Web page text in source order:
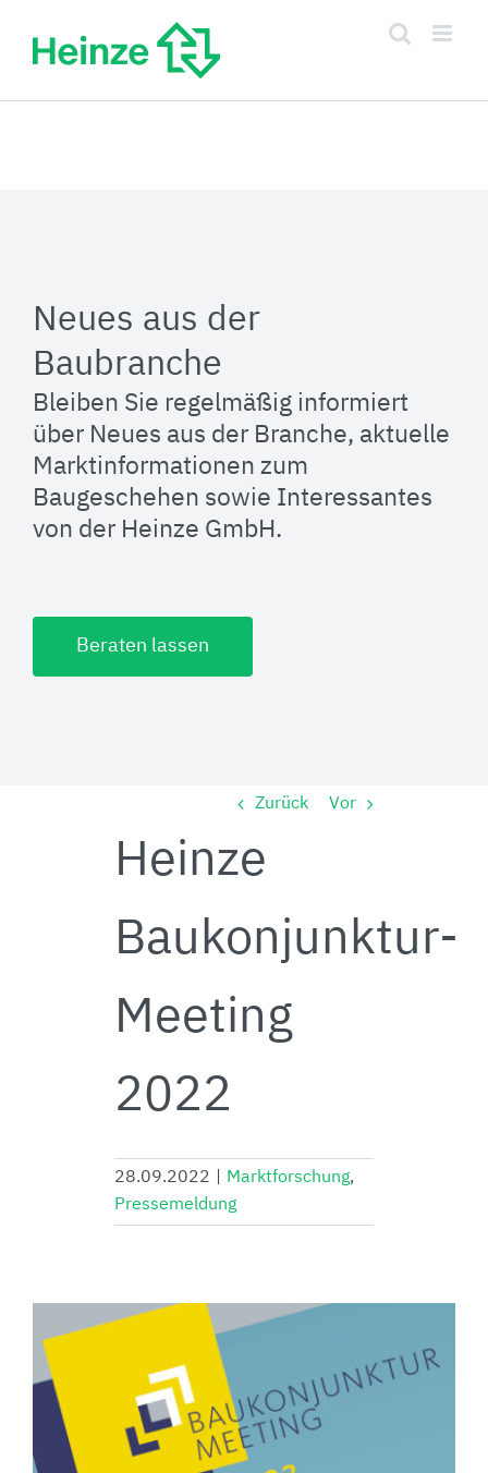
Inhalt
springen
Neues aus der
Baubranche
Bleiben Sie regelmäßig informiert
über Neues aus der Branche, aktuelle
Marktinformationen zum
Baugeschehen sowie Interessantes
von der Heinze GmbH.
Beraten lassen
Zurück Vor
Heinze
Baukonjunktur-
Meeting
2022
28.09.2022 Marktforschung,
Pressemeldung